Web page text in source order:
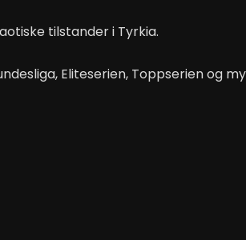
tilstander i Tyrkia.
Eliteserien, Toppserien og